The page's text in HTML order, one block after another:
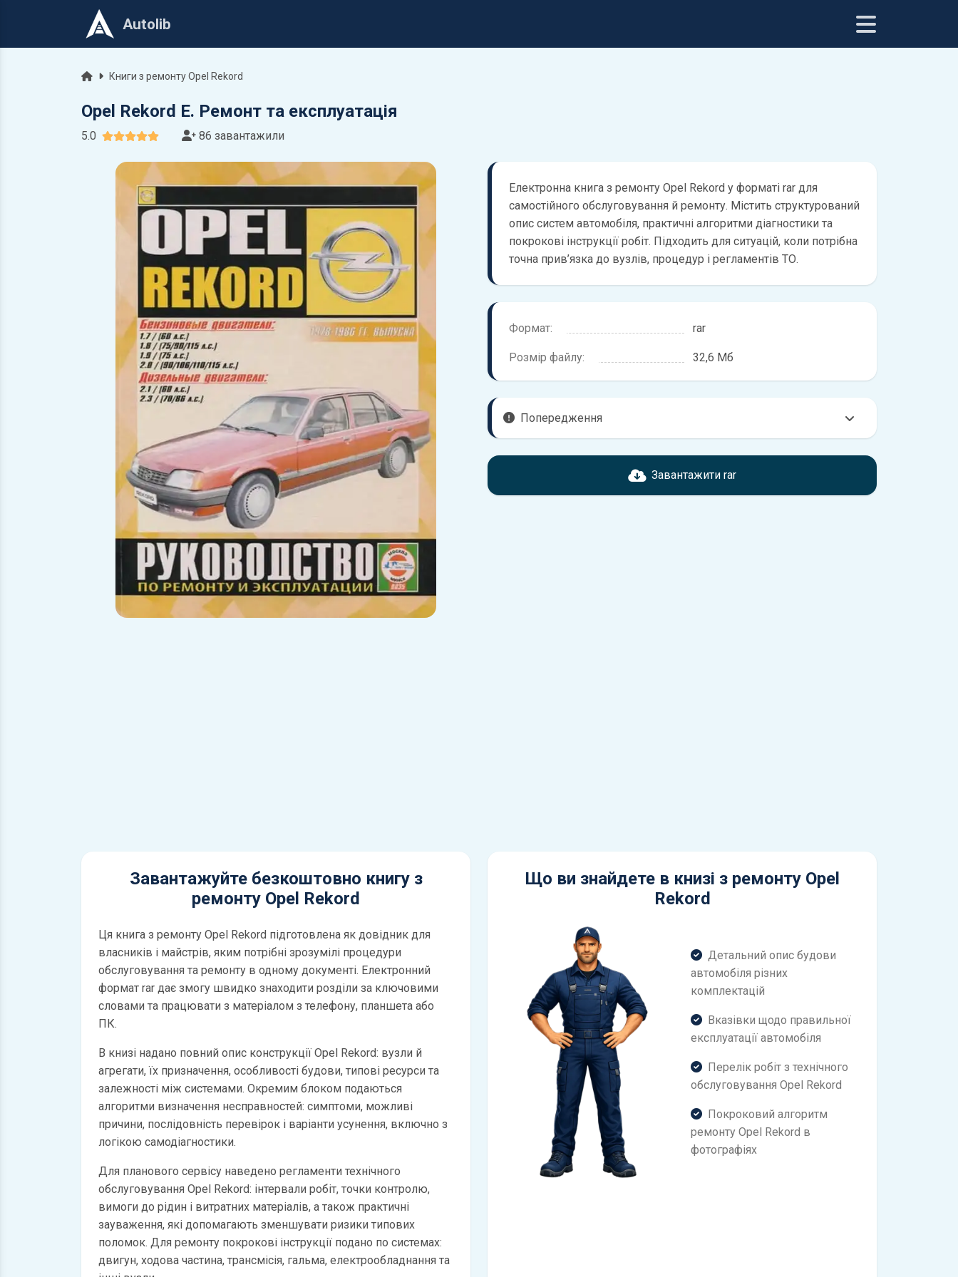
Autolib
ГоловнаКниги з ремонту Opel Rekord
Opel Rekord E. Ремонт та експлуатація
5.0 86 завантажили
Електронна книга з ремонту Opel Rekord у форматі rar для
самостійного обслуговування й ремонту. Містить структурований
опис систем автомобіля, практичні алгоритми діагностики та
покрокові інструкції робіт. Підходить для ситуацій, коли потрібна
точна прив’язка до вузлів, процедур і регламентів ТО.
Формат: rar
Розмір файлу: 32,6 Мб
Попередження
Перед завантаженням ознайомтесь з характеристиками Opel Rekord, що
надані в книзі. Можливі розбіжності, якщо рік випуску або комплектація
Завантажити rar
Завантажуйте безкоштовно книгу з
ремонту Opel Rekord
Ця книга з ремонту Opel Rekord підготовлена як довідник для
власників і майстрів, яким потрібні зрозумілі процедури
обслуговування та ремонту в одному документі. Електронний
формат rar дає змогу швидко знаходити розділи за ключовими
словами та працювати з матеріалом з телефону, планшета або
ПК.
В книзі надано повний опис конструкції Opel Rekord: вузли й
агрегати, їх призначення, особливості будови, типові ресурси та
залежності між системами. Окремим блоком подаються
алгоритми визначення несправностей: симптоми, можливі
причини, послідовність перевірок і варіанти усунення, включно з
логікою самодіагностики.
Для планового сервісу наведено регламенти технічного
обслуговування Opel Rekord: інтервали робіт, точки контролю,
вимоги до рідин і витратних матеріалів, а також практичні
зауваження, які допомагають зменшувати ризики типових
поломок. Для ремонту покрокові інструкції подано по системах:
двигун, ходова частина, трансмісія, гальма, електрообладнання та
Що ви знайдете в книзі з ремонту Opel
Rekord
Детальний опис будови
автомобіля різних
комплектацій
Вказівки щодо правильної
експлуатації автомобіля
Перелік робіт з технічного
обслуговування Opel Rekord
Покроковий алгоритм
ремонту Opel Rekord в
фотографіях